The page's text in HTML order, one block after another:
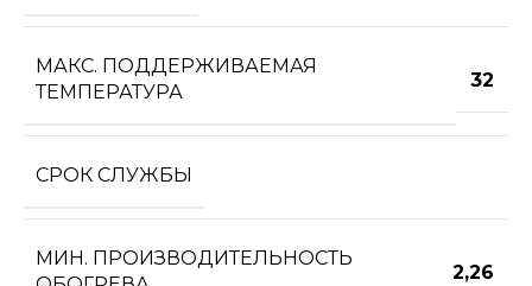
МАКС. ПОДДЕРЖИВАЕМАЯ
ТЕМПЕРАТУРА
32
СРОК СЛУЖБЫ
МИН. ПРОИЗВОДИТЕЛЬНОСТЬ
2,26